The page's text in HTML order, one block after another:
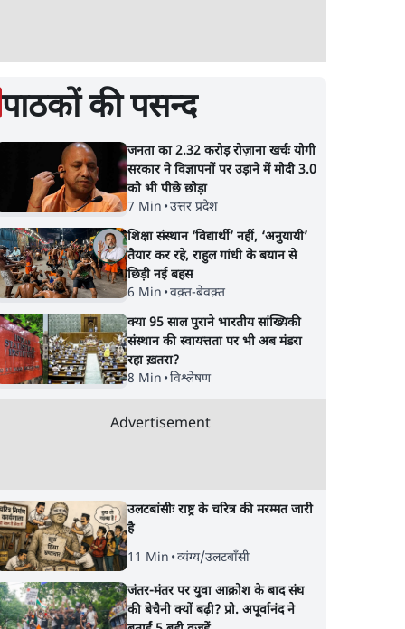
पाठकों की पसन्द
जनता का 2.32 करोड़ रोज़ाना खर्चः योगी
सरकार ने विज्ञापनों पर उड़ाने में मोदी 3.0
को भी पीछे छोड़ा
7 Min •उत्तर प्रदेश
शिक्षा संस्थान ‘विद्यार्थी’ नहीं, ‘अनुयायी’
तैयार कर रहे, राहुल गांधी के बयान से
छिड़ी नई बहस
6 Min •वक़्त-बेवक़्त
क्या 95 साल पुराने भारतीय सांख्यिकी
संस्थान की स्वायत्तता पर भी अब मंडरा
रहा ख़तरा?
8 Min •विश्लेषण
Advertisement
उलटबांसीः राष्ट्र के चरित्र की मरम्मत जारी
है
11 Min •व्यंग्य/उलटबाँसी
जंतर-मंतर पर युवा आक्रोश के बाद संघ
की बेचैनी क्यों बढ़ी? प्रो. अपूर्वानंद ने